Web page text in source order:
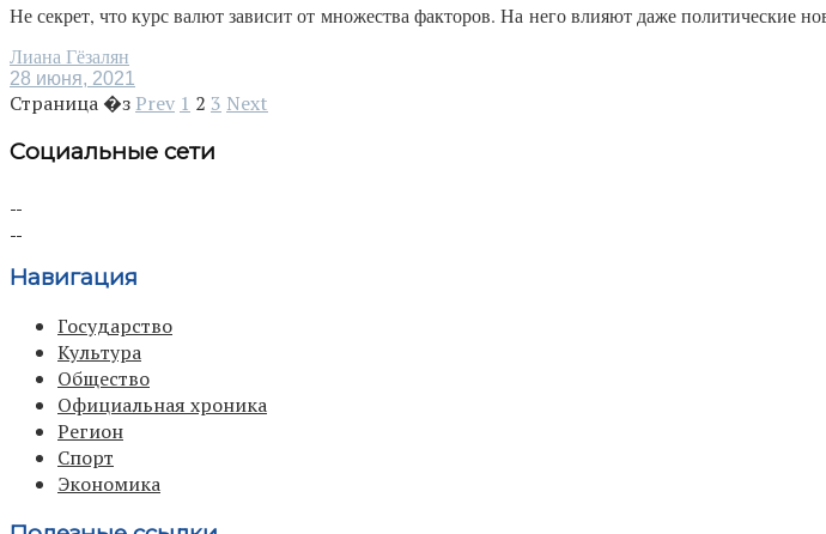
Не секрет, что курс валют зависит от множества факторов. На него влияют даже политические
Лиана Гёзалян
28 июня, 2021
Страница �з Prev 1 2 3 Next
Социальные сети
Навигация
Государство
Культура
Общество
Официальная хроника
Регион
Спорт
Экономика